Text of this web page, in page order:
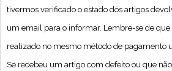
tivermos verificado o estado dos artigos
um email para o informar. Lembre-se de que
realizado no mesmo método de pagamento
Se recebeu um artigo com defeito ou que